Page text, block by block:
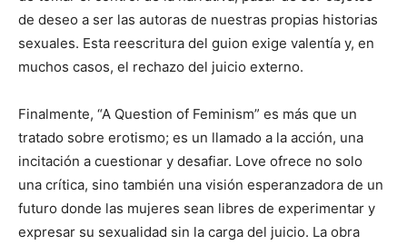
de deseo a ser las autoras de nuestras propias historias
sexuales. Esta reescritura del guion exige valentía y, en
muchos casos, el rechazo del juicio externo.
Finalmente, “A Question of Feminism” es más que un
tratado sobre erotismo; es un llamado a la acción, una
incitación a cuestionar y desafiar. Love ofrece no solo
una crítica, sino también una visión esperanzadora de un
futuro donde las mujeres sean libres de experimentar y
expresar su sexualidad sin la carga del juicio. La obra